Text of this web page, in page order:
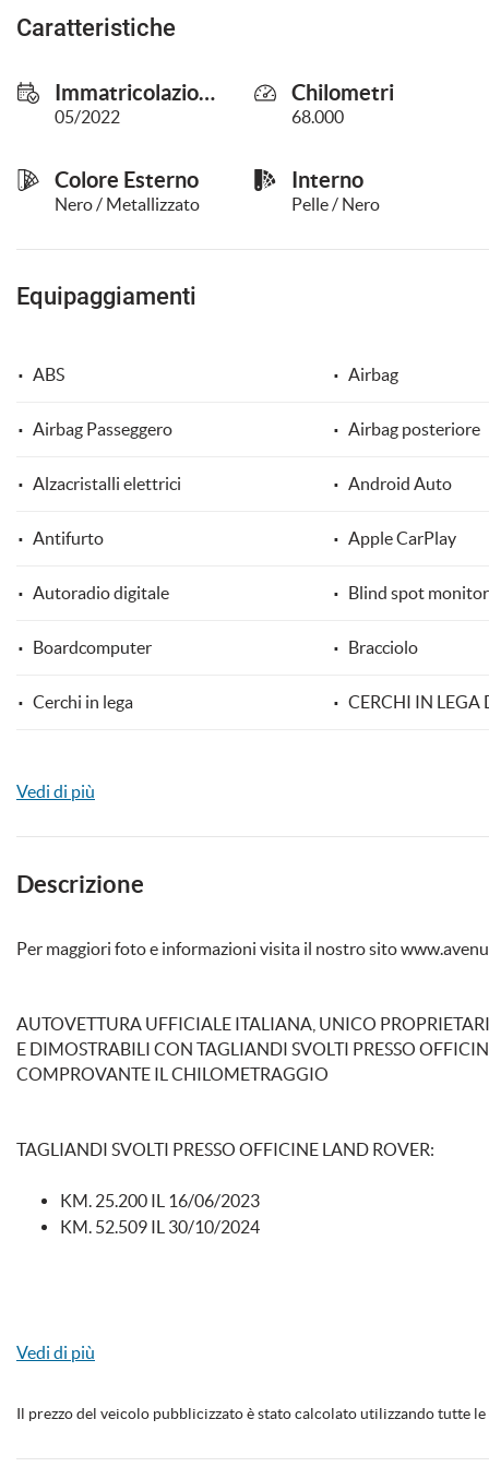
Caratteristiche
Immatricolazione
05/2022
Chilometri
68.000
Colore Esterno
Nero / Metallizzato
Interno
Pelle / Nero
Equipaggiamenti
ABS Airbag
Airbag Passeggero Airbag posteriore
Alzacristalli elettrici Android Auto
Antifurto Apple CarPlay
Autoradio digitale Blind spot monitor
Boardcomputer Bracciolo
Cerchi in lega CERCHI IN LEGA
Immobilizzatore elettronico Interni in pelle
Leve al volante
Portellone posteriore elettrico
Servosterzo
Sistema lavafari Sospensioni
Vedi di più
Descrizione
Per maggiori foto e informazioni visita il nostro sito
AUTOVETTURA UFFICIALE ITALIANA, UNICO
E DIMOSTRABILI CON TAGLIANDI SVOLTI PRESSO
COMPROVANTE IL CHILOMETRAGGIO
TAGLIANDI SVOLTI PRESSO OFFICINE LAND ROVER:
KM. 25.200 IL 16/06/2023
KM. 52.509 IL 30/10/2024
E' DOTATA DEI SEGUENTI OPTIONAL:
Vedi di più
Il prezzo del veicolo pubblicizzato è stato calcolato utilizzando tutte le
questi
strumenti
tracciamento
si
rimanda
cookie
policy.
Puoi
modificare
le
in
Cookie necessari
Cookie analitici